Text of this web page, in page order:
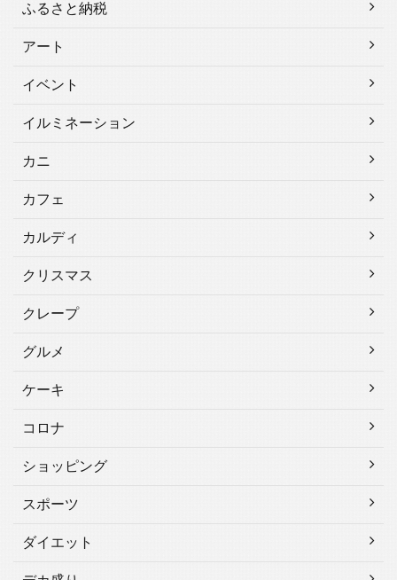
ふるさと納税
アート
イベント
イルミネーション
カニ
カフェ
カルディ
クリスマス
クレープ
グルメ
ケーキ
コロナ
ショッピング
スポーツ
ダイエット